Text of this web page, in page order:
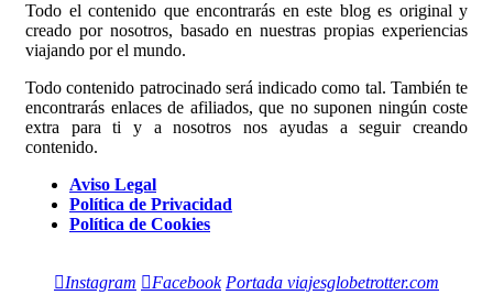
Todo el contenido que encontrarás en este blog es original y
creado por nosotros, basado en nuestras propias experiencias
viajando por el mundo.
Todo contenido patrocinado será indicado como tal. También te
encontrarás enlaces de afiliados, que no suponen ningún coste
extra para ti y a nosotros nos ayudas a seguir creando
contenido.
Aviso Legal
Política de Privacidad
Política de Cookies
Instagram Facebook Portada viajesglobetrotter.com